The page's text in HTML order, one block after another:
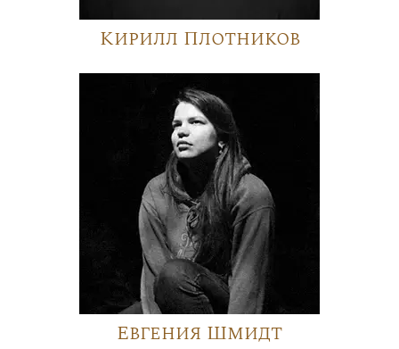
Кирилл Плотников
Евгения Шмидт